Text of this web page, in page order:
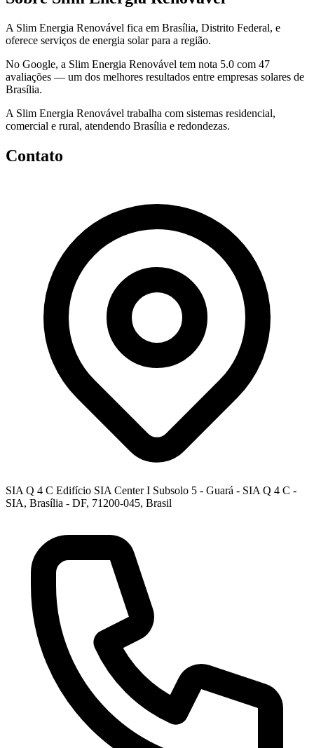
A Slim Energia Renovável fica em Brasília, Distrito Federal, e
oferece serviços de energia solar para a região.
No Google, a Slim Energia Renovável tem nota 5.0 com 47
avaliações — um dos melhores resultados entre empresas solares de
Brasília.
A Slim Energia Renovável trabalha com sistemas residencial,
comercial e rural, atendendo Brasília e redondezas.
Contato
SIA Q 4 C Edifício SIA Center I Subsolo 5 - Guará - SIA Q 4 C -
SIA, Brasília - DF, 71200-045, Brasil